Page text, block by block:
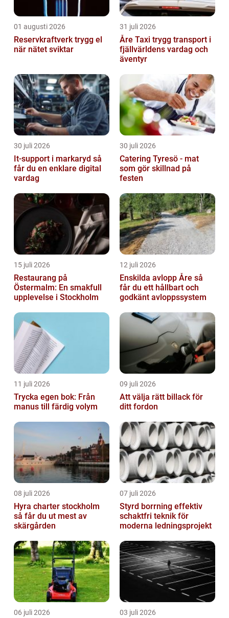
01 augusti 2026
Reservkraftverk trygg el
när nätet sviktar
31 juli 2026
Åre Taxi trygg transport i
fjällvärldens vardag och
äventyr
30 juli 2026
It-support i markaryd så
får du en enklare digital
vardag
30 juli 2026
Catering Tyresö - mat
som gör skillnad på
festen
15 juli 2026
Restaurang på
Östermalm: En smakfull
upplevelse i Stockholm
12 juli 2026
Enskilda avlopp Åre så
får du ett hållbart och
godkänt avloppssystem
11 juli 2026
Trycka egen bok: Från
manus till färdig volym
09 juli 2026
Att välja rätt billack för
ditt fordon
08 juli 2026
Hyra charter stockholm
så får du ut mest av
skärgården
07 juli 2026
Styrd borrning effektiv
schaktfri teknik för
moderna ledningsprojekt
06 juli 2026 03 juli 2026